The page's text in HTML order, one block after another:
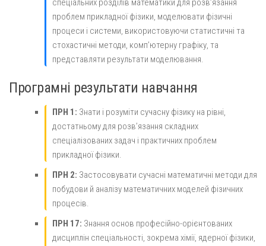
спеціальних розділів математики для розв’язання
проблем прикладної фізики, моделювати фізичні
процеси і системи, використовуючи статистичні та
стохастичні методи, комп’ютерну графіку, та
представляти результати моделювання.
Програмні результати навчання
ПРН 1: Знати і розуміти сучасну фізику на рівні,
достатньому для розв’язання складних
спеціалізованих задач і практичних проблем
прикладної фізики.
ПРН 2: Застосовувати сучасні математичні методи для
побудови й аналізу математичних моделей фізичних
процесів.
ПРН 17: Знання основ професійно-орієнтованих
дисциплін спеціальності, зокрема хімії, ядерної фізики,